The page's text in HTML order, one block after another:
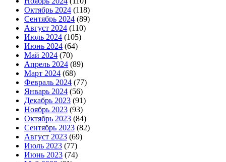
Октябрь 2024 (118)
Сентябрь 2024 (89)
Август 2024 (110)
Июль 2024 (105)
Июнь 2024 (64)
Май 2024 (70)
Апрель 2024 (89)
Март 2024 (68)
Февраль 2024 (77)
Январь 2024 (56)
Декабрь 2023 (91)
Ноябрь 2023 (93)
Октябрь 2023 (84)
Сентябрь 2023 (82)
Август 2023 (69)
Июль 2023 (77)
Июнь 2023 (74)